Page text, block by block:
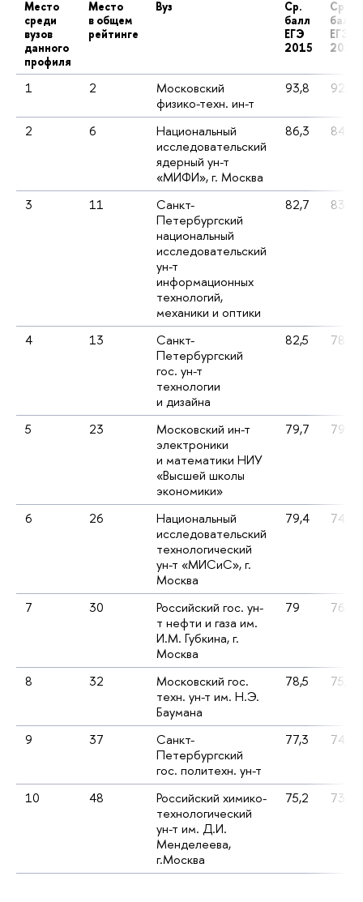
Место
среди
вузов
данного
профиля
Место
в общем
рейтинге
Вуз
Ср.
балл
ЕГЭ
2015
Ср.
балл
ЕГЭ
2014
1 2
Московский
физико-техн. ин-т
93,8 92,7
2 6
Национальный
исследовательский
ядерный ун-т
«МИФИ», г. Москва
86,3 84,8
3 11
Санкт-
Петербургский
национальный
исследовательский
ун-т
информационных
технологий,
механики и оптики
82,7 83
4 13
Санкт-
Петербургский
гос. ун-т
технологии
и дизайна
82,5 78
5 23
Московский ин-т
электроники
и математики НИУ
«Высшей школы
экономики»
79,7 79,8
6 26
Национальный
исследовательский
технологический
ун-т «МИСиС», г.
Москва
79,4 74,8
7 30
Российский гос. ун-
т нефти и газа им.
И.М. Губкина, г.
Москва
79 76,4
8 32
Московский гос.
техн. ун-т им. Н.Э.
Баумана
78,5 75,5
9 37
Санкт-
Петербургский
гос. политехн. ун-т
77,3 74,4
10 48
Российский химико-
технологический
ун-т им. Д.И.
Менделеева,
г.Москва
75,2 73,6